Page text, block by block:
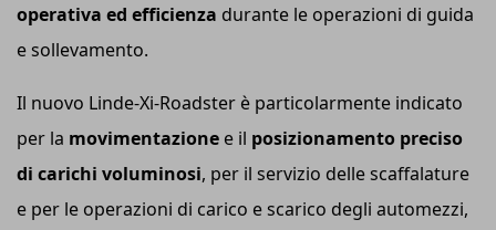
operativa ed efficienza durante le operazioni di guida
e sollevamento.
Il nuovo Linde-Xi-Roadster è particolarmente indicato
per la movimentazione e il posizionamento preciso
di carichi voluminosi, per il servizio delle scaffalature
e per le operazioni di carico e scarico degli automezzi,